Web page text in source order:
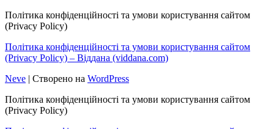
Політика конфіденційності та умови користування сайтом
(Privacy Policy)
Політика конфіденційності та умови користування сайтом
(Privacy Policy) – Віддана (viddana.com)
Neve | Створено на WordPress
Політика конфіденційності та умови користування сайтом
(Privacy Policy)